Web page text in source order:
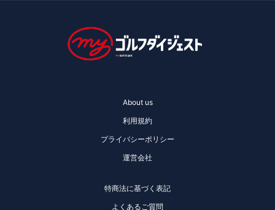
About us
利用規約
プライバシーポリシー
運営会社
特商法に基づく表記
よくあるご質問